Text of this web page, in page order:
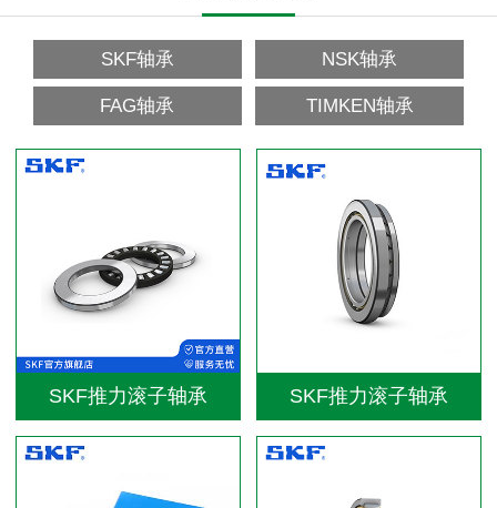
SKF轴承 NSK轴承
FAG轴承 TIMKEN轴承
SKF推力滚子轴承 SKF推力滚子轴承